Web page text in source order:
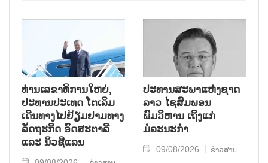
ທ່ານເລຂາທິການໃຫຍ່,
ປະທານປະເທດ ໂຕເລິມ
ເດີນທາງໄປຢ້ຽມຢາມທາງ
ລັດຖະກິດ ອົດສະຕາລີ
ແລະ ນິວຊີແລນ
ປະທານສະພາແຫ່ງຊາດ
ລາວ ໄຊສົມພອນ
ພົມວິຫານ ເຖິງແກ່
ມໍລະນະກຳ
09/08/2026 ຂ່າວສານ